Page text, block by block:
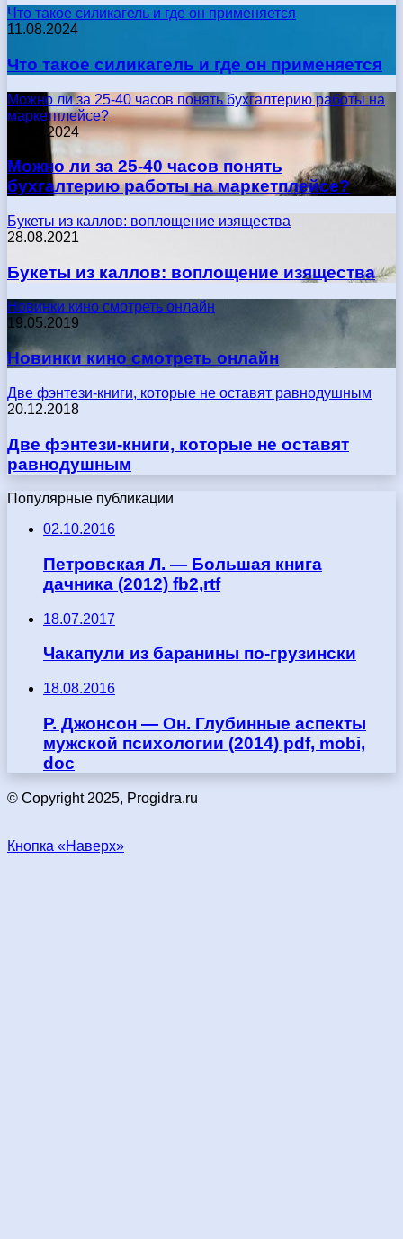
Что такое силикагель и где он применяется
11.08.2024
Что такое силикагель и где он применяется
Можно ли за 25-40 часов понять бухгалтерию работы на
маркетплейсе?
17.05.2024
Можно ли за 25-40 часов понять
бухгалтерию работы на маркетплейсе?
Букеты из каллов: воплощение изящества
28.08.2021
Букеты из каллов: воплощение изящества
Новинки кино смотреть онлайн
19.05.2019
Новинки кино смотреть онлайн
Две фэнтези-книги, которые не оставят равнодушным
20.12.2018
Две фэнтези-книги, которые не оставят
равнодушным
Популярные публикации
02.10.2016
Петровская Л. — Большая книга
дачника (2012) fb2,rtf
18.07.2017
Чакапули из баранины по-грузински
18.08.2016
Р. Джонсон — Он. Глубинные аспекты
мужской психологии (2014) pdf, mobi,
doc
© Copyright 2025, Progidra.ru
Кнопка «Наверх»